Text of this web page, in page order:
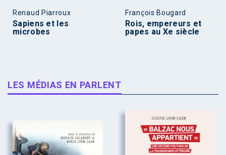
Renaud Piarroux
Sapiens et les
microbes
François Bougard
Rois, empereurs et
papes au Xe siècle
LES MÉDIAS EN PARLENT